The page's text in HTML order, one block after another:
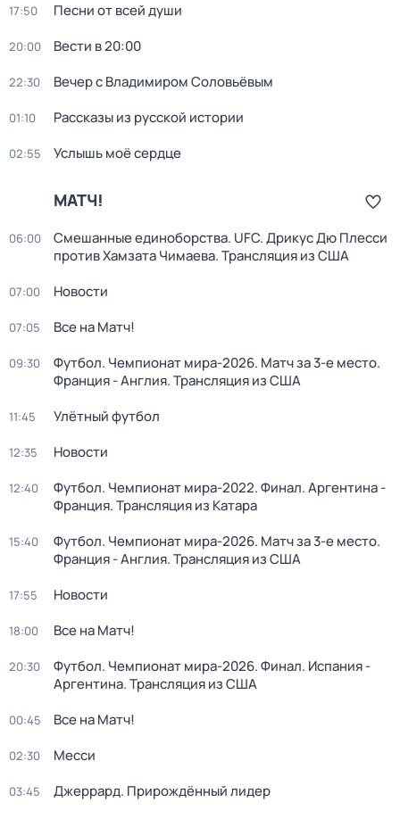
17:50 Песни от всей души
20:00 Вести в 20:00
22:30 Вечер с Владимиром Соловьёвым
01:10 Рассказы из русской истории
02:55 Услышь моё сердце
МАТЧ!
06:00
Смешанные единоборства. UFC. Дрикус Дю Плесси
против Хамзата Чимаева. Трансляция из США
07:00 Новости
07:05 Все на Матч!
09:30
Футбол. Чемпионат мира-2026. Матч за 3-е место.
Франция - Англия. Трансляция из США
11:45 Улётный футбол
12:35 Новости
12:40
Футбол. Чемпионат мира-2022. Финал. Аргентина -
Франция. Трансляция из Катара
15:40
Футбол. Чемпионат мира-2026. Матч за 3-е место.
Франция - Англия. Трансляция из США
17:55 Новости
18:00 Все на Матч!
20:30
Футбол. Чемпионат мира-2026. Финал. Испания -
Аргентина. Трансляция из США
00:45 Все на Матч!
02:30 Месси
03:45 Джеррард. Прирождённый лидер